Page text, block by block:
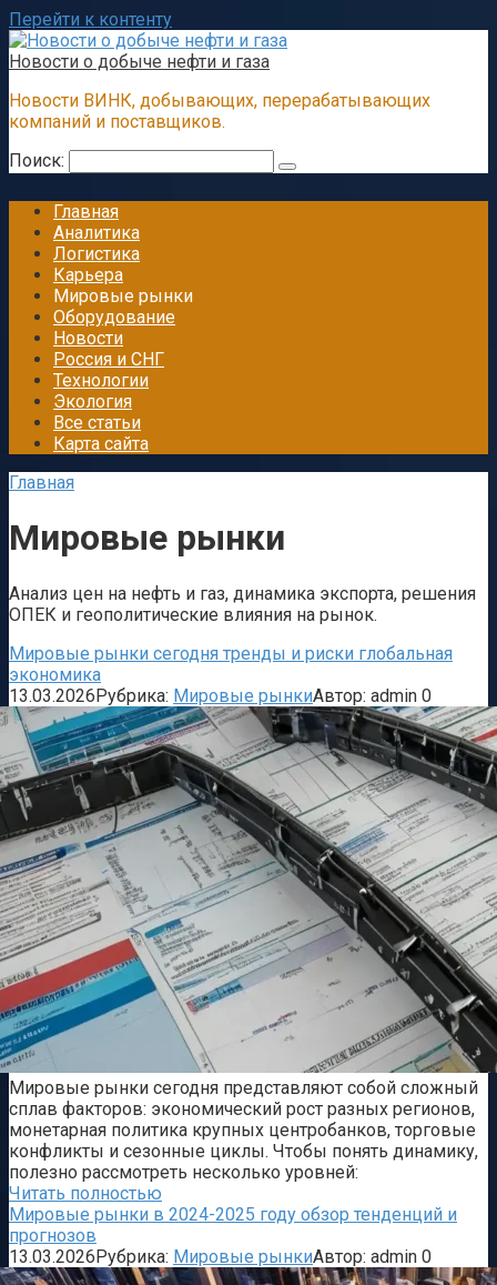
Перейти к контенту
Новости о добыче нефти и газа
Новости ВИНК, добывающих, перерабатывающих
компаний и поставщиков.
Поиск:
Главная
Аналитика
Логистика
Карьера
Мировые рынки
Оборудование
Новости
Россия и СНГ
Технологии
Экология
Все статьи
Карта сайта
Главная
Мировые рынки
Анализ цен на нефть и газ, динамика экспорта, решения
ОПЕК и геополитические влияния на рынок.
Мировые рынки сегодня тренды и риски глобальная
экономика
13.03.2026Рубрика: Мировые рынкиАвтор: admin 0
Мировые рынки сегодня представляют собой сложный
сплав факторов: экономический рост разных регионов,
монетарная политика крупных центробанков, торговые
конфликты и сезонные циклы. Чтобы понять динамику,
полезно рассмотреть несколько уровней:
Читать полностью
Мировые рынки в 2024-2025 году обзор тенденций и
прогнозов
13.03.2026Рубрика: Мировые рынкиАвтор: admin 0